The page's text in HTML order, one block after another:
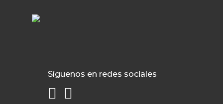
Síguenos en redes sociales